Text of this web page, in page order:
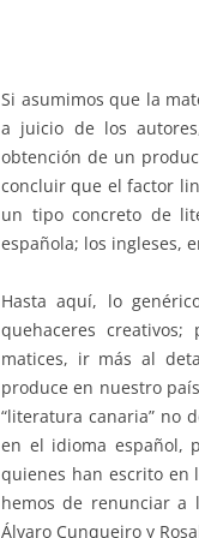
Si asumimos que la
a juicio de los
obtención de un
concluir que el factor
un tipo concreto de
española; los ingleses,
Hasta aquí, lo
quehaceres
matices, ir más al
produce en nuestro
“literatura canaria” no
en el idioma español,
quienes han escrito en
hemos de renunciar a
Álvaro Cunqueiro y